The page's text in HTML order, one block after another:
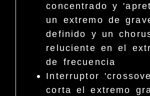
concentrado y
un extremo de
definido y un
reluciente en el
de frecuencia
Interruptor
corta el extremo